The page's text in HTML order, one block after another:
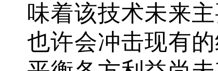
味着该技术未来
也许会冲击现有